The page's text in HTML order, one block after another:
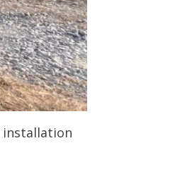
installation